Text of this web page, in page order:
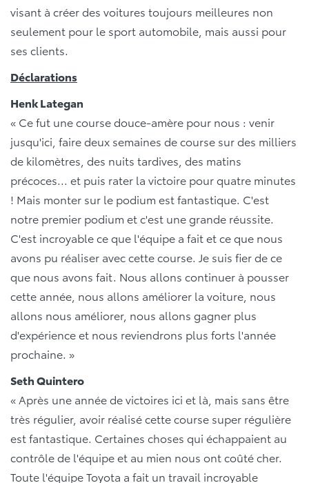
visant à créer des voitures toujours meilleures non
seulement pour le sport automobile, mais aussi pour
ses clients.
Déclarations
Henk Lategan
« Ce fut une course douce-amère pour nous : venir
jusqu'ici, faire deux semaines de course sur des milliers
de kilomètres, des nuits tardives, des matins
précoces... et puis rater la victoire pour quatre minutes
! Mais monter sur le podium est fantastique. C'est
notre premier podium et c'est une grande réussite.
C'est incroyable ce que l'équipe a fait et ce que nous
avons pu réaliser avec cette course. Je suis fier de ce
que nous avons fait. Nous allons continuer à pousser
cette année, nous allons améliorer la voiture, nous
allons nous améliorer, nous allons gagner plus
d'expérience et nous reviendrons plus forts l'année
prochaine. »
Seth Quintero
« Après une année de victoires ici et là, mais sans être
très régulier, avoir réalisé cette course super régulière
est fantastique. Certaines choses qui échappaient au
contrôle de l'équipe et au mien nous ont coûté cher.
Toute l'équipe Toyota a fait un travail incroyable